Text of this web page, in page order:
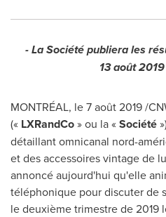
- La Société publiera les
13 août 2019
MONTRÉAL, le 7 août 2019 /
(« LXRandCo» ou la «Société
détaillant omnicanal nord-
et des accessoires vintage de
annoncé aujourd'hui qu'elle
téléphonique pour discuter de
le deuxième trimestre de 2019